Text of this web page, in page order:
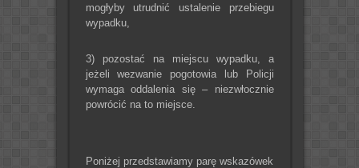
mogłyby utrudnić ustalenie przebiegu
wypadku,
3) pozostać na miejscu wypadku, a
jeżeli wezwanie pogotowia lub Policji
wymaga oddalenia się – niezwłocznie
powrócić na to miejsce.
Poniżej przedstawiamy parę wskazówek